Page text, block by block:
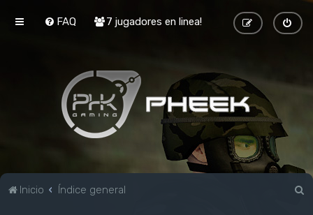
FAQ 7 jugadores en linea!
Inicio Índice general